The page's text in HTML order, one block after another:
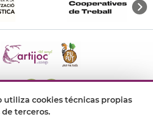
utiliza cookies técnicas propias
terceros.